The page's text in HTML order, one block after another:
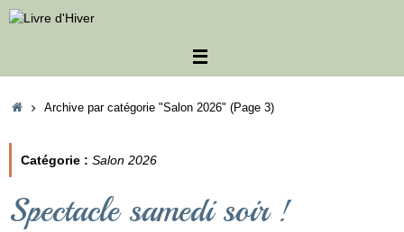
Passer
au
Accueil
Archive par catégorie "Salon 2026" (Page 3)
Catégorie : Salon 2026
Spectacle samedi soir !